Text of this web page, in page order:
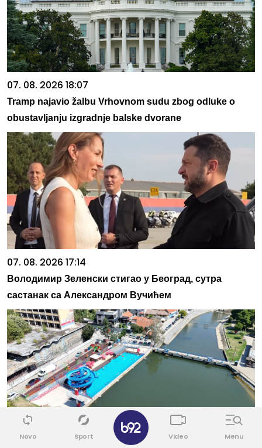
07. 08. 2026 18:07
Tramp najavio žalbu Vrhovnom sudu zbog odluke o
obustavljanju izgradnje balske dvorane
07. 08. 2026 17:14
Володимир Зеленски стигао у Београд, сутра
састанак са Александром Вучићем
07. 08. 2026 18:48
Novo Sport Video Menu
✕